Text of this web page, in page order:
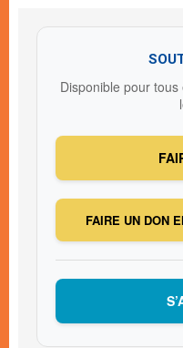
Disponible pour
FAIRE UN DON